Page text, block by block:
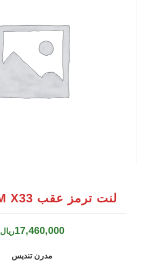
لنت ترمز عقب MVM X33 قدیم
17,460,000ریال
مدرن تندیس